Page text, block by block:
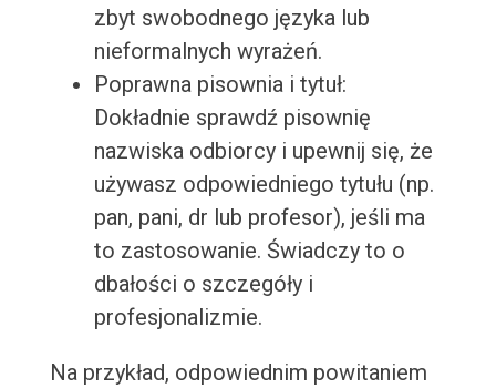
zbyt swobodnego języka lub
nieformalnych wyrażeń.
Poprawna pisownia i tytuł:
Dokładnie sprawdź pisownię
nazwiska odbiorcy i upewnij się, że
używasz odpowiedniego tytułu (np.
pan, pani, dr lub profesor), jeśli ma
to zastosowanie. Świadczy to o
dbałości o szczegóły i
profesjonalizmie.
Na przykład, odpowiednim powitaniem